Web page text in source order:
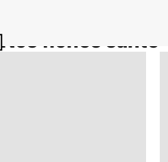
Nos fiches santé